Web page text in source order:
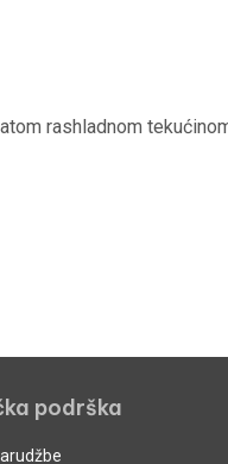
rashladnom
podrška